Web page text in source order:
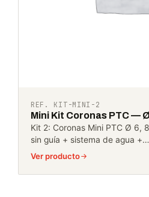
REF. KIT-MINI-2
Mini Kit Coronas PTC —
Kit 2: Coronas Mini PTC Ø 6,
sin guía + sistema de agua +…
Ver producto